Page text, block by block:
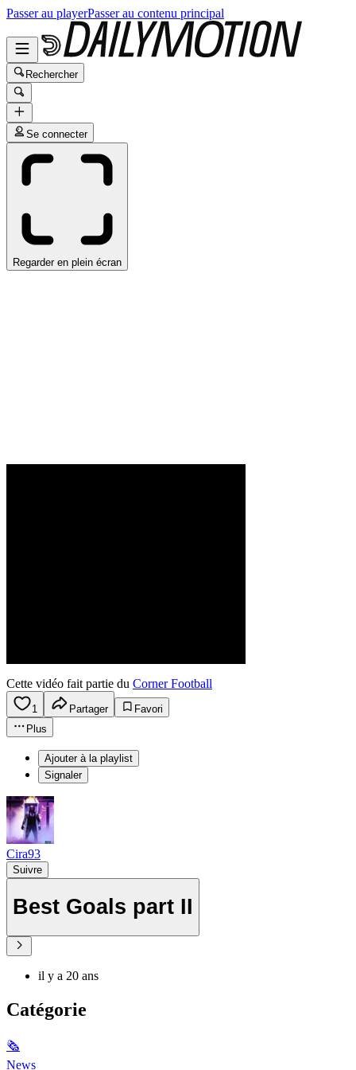
Passer au playerPasser au contenu principal
Rechercher
Se connecter
Regarder en plein écran
Cette vidéo fait partie du Corner Football
1 Partager
Favori
Plus
Ajouter à la playlist
Signaler
Cira93
Suivre
Best Goals part II
il y a 20 ans
Catégorie
🗞
News